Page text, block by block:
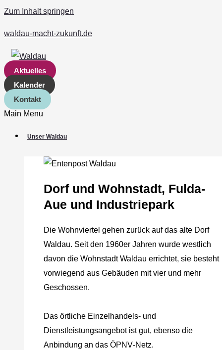
Zum Inhalt springen
waldau-macht-zukunft.de
Aktuelles
Kalender
Kontakt
Main Menu
Unser Waldau
Dorf und Wohnstadt, Fulda‐
Aue und Industriepark
Die Wohnviertel gehen zurück auf das alte Dorf
Waldau. Seit den 1960er Jahren wurde westlich
davon die Wohnstadt Waldau errichtet, sie besteht
vorwiegend aus Gebäuden mit vier und mehr
Geschossen.
Das örtliche Einzelhandels‐ und
Dienstleistungsangebot ist gut, ebenso die
Anbindung an das ÖPNV‐Netz.